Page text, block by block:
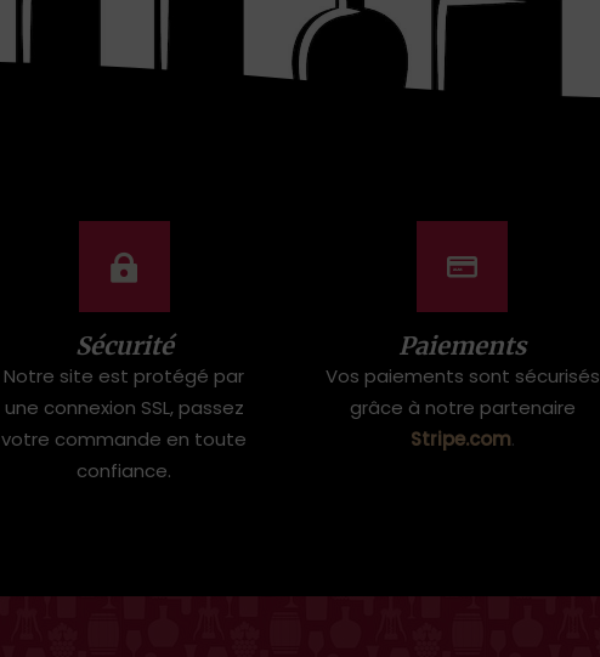
Sécurité
Notre site est protégé par
une connexion SSL, passez
votre commande en toute
confiance.
Paiements
Vos paiements sont sécurisés
grâce à notre partenaire
Stripe.com.